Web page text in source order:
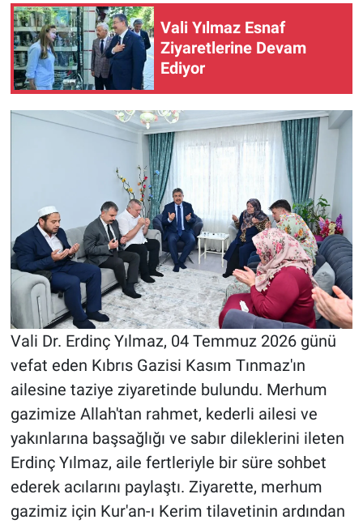
Vali Yılmaz Esnaf
Ziyaretlerine Devam
Ediyor
Vali Dr. Erdinç Yılmaz, 04 Temmuz 2026 günü
vefat eden Kıbrıs Gazisi Kasım Tınmaz'ın
ailesine taziye ziyaretinde bulundu. Merhum
gazimize Allah'tan rahmet, kederli ailesi ve
yakınlarına başsağlığı ve sabır dileklerini ileten
Erdinç Yılmaz, aile fertleriyle bir süre sohbet
ederek acılarını paylaştı. Ziyarette, merhum
gazimiz için Kur'an-ı Kerim tilavetinin ardından